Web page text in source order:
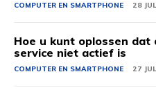
COMPUTER EN SMARTPHONE 28
Hoe u kunt oplossen dat
service niet actief is
COMPUTER EN SMARTPHONE 27